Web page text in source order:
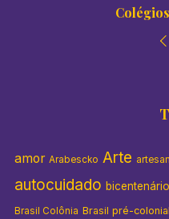
amor Arabescko Arte
autocuidado
Brasil Colônia Brasil pré-colonial